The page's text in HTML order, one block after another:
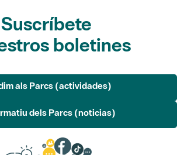
Suscríbete
boletines
als Parcs (actividades)
dels Parcs (noticias)